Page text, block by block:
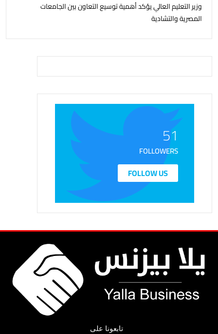
وزير التعليم العالي يؤكد أهمية توسيع التعاون بين الجامعات
المصرية والتشادية
51
FOLLOWERS
FOLLOW US
تابعونا على